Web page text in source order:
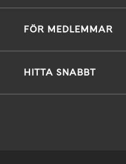
FÖR MEDLEMMAR
HITTA SNABBT